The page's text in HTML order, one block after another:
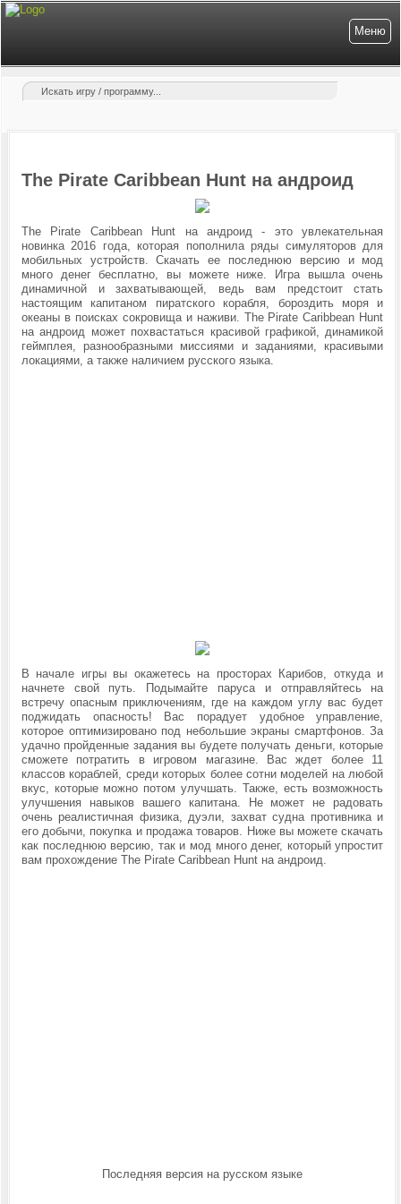
Меню
The Pirate Caribbean Hunt на андроид
The Pirate Caribbean Hunt на андроид - это увлекательная
новинка 2016 года, которая пополнила ряды симуляторов для
мобильных устройств. Скачать ее последнюю версию и мод
много денег бесплатно, вы можете ниже. Игра вышла очень
динамичной и захватывающей, ведь вам предстоит стать
настоящим капитаном пиратского корабля, бороздить моря и
океаны в поисках сокровища и наживи. The Pirate Caribbean Hunt
на андроид может похвастаться красивой графикой, динамикой
геймплея, разнообразными миссиями и заданиями, красивыми
локациями, а также наличием русского языка.
В начале игры вы окажетесь на просторах Карибов, откуда и
начнете свой путь. Подымайте паруса и отправляйтесь на
встречу опасным приключениям, где на каждом углу вас будет
поджидать опасность! Вас порадует удобное управление,
которое оптимизировано под небольшие экраны смартфонов. За
удачно пройденные задания вы будете получать деньги, которые
сможете потратить в игровом магазине. Вас ждет более 11
классов кораблей, среди которых более сотни моделей на любой
вкус, которые можно потом улучшать. Также, есть возможность
улучшения навыков вашего капитана. Не может не радовать
очень реалистичная физика, дуэли, захват судна противника и
его добычи, покупка и продажа товаров. Ниже вы можете скачать
как последнюю версию, так и мод много денег, который упростит
вам прохождение The Pirate Caribbean Hunt на андроид.
Последняя версия на русском языке